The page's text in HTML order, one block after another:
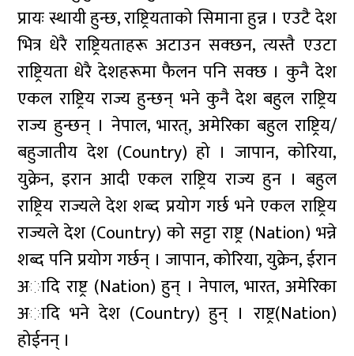
प्रायः स्थायी हुन्छ, राष्ट्रियताको सिमाना हुन्न । एउटै देश
भित्र धेरै राष्ट्रियताहरू अटाउन सक्छन, त्यस्तै एउटा
राष्ट्रियता धेरै देशहरूमा फैलन पनि सक्छ । कुनै देश
एकल राष्ट्रिय राज्य हुन्छन् भने कुनै देश बहुल राष्ट्रिय
राज्य हुन्छन् । नेपाल, भारत्, अमेरिका बहुल राष्ट्रिय/
बहुजातीय देश (Country) हो । जापान, कोरिया,
युक्रेन, इरान आदी एकल राष्ट्रिय राज्य हुन । बहुल
राष्ट्रिय राज्यले देश शब्द प्रयोग गर्छ भने एकल राष्ट्रिय
राज्यले देश (Country) को सट्टा राष्ट्र (Nation) भन्ने
शब्द पनि प्रयोग गर्छन् । जापान, कोरिया, युक्रेन, ईरान
अादि राष्ट्र (Nation) हुन् । नेपाल, भारत, अमेरिका
अादि भने देश (Country) हुन् । राष्ट्र(Nation)
होईनन् ।